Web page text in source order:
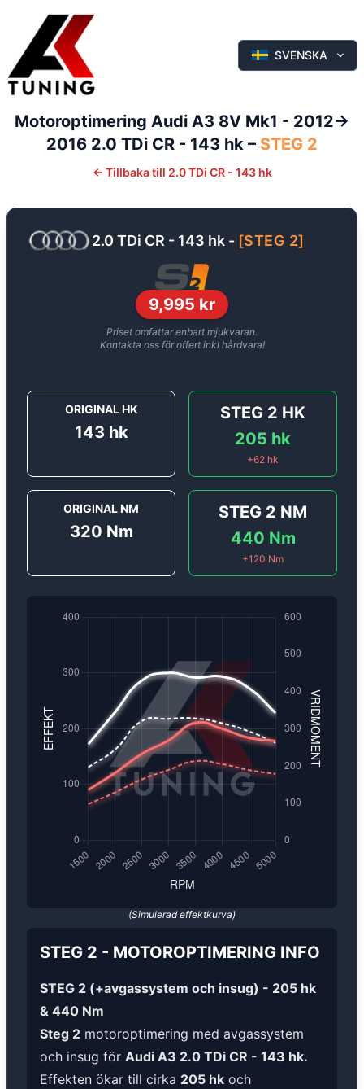
SVENSKA
Motoroptimering Audi A3 8V Mk1 - 2012->
2016 2.0 TDi CR - 143 hk – STEG 2
← Tillbaka till 2.0 TDi CR - 143 hk
2.0 TDi CR - 143 hk - [STEG 2]
9,995 kr
Priset omfattar enbart mjukvaran.
Kontakta oss för offert inkl hårdvara!
ORIGINAL HK
143 hk
STEG 2 HK
205 hk
+62 hk
ORIGINAL NM
320 Nm
STEG 2 NM
440 Nm
+120 Nm
(Simulerad effektkurva)
STEG 2 - MOTOROPTIMERING INFO
STEG 2 (+avgassystem och insug) - 205 hk
& 440 Nm
Steg 2 motoroptimering med avgassystem
och insug för Audi A3 2.0 TDi CR - 143 hk.
Effekten ökar till cirka 205 hk och